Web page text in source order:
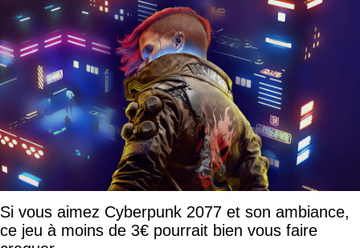
Si vous aimez Cyberpunk 2077 et son ambiance,
ce jeu à moins de 3€ pourrait bien vous faire